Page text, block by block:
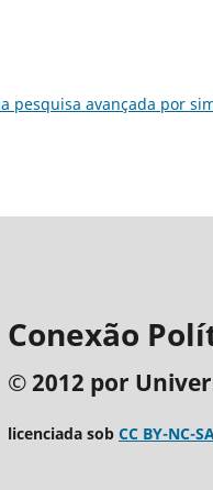
pesquisa avançada por
Conexão
© 2012 por
licenciada sob CC BY-NC-